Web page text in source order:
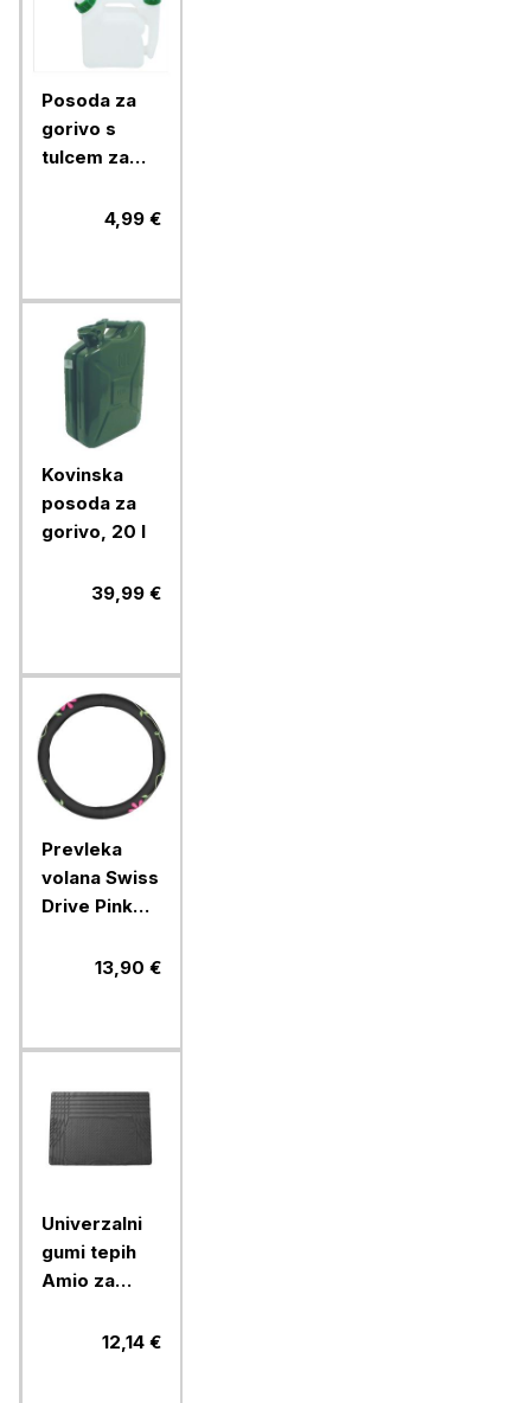
Posoda za
gorivo s
tulcem za
Ramda 2 l4,99 €
Kovinska
posoda za
gorivo, 20 l
39,99 €
Prevleka
volana Swiss
Drive Pink
Power13,90 €
Univerzalni
gumi tepih
Amio za
12,14 €